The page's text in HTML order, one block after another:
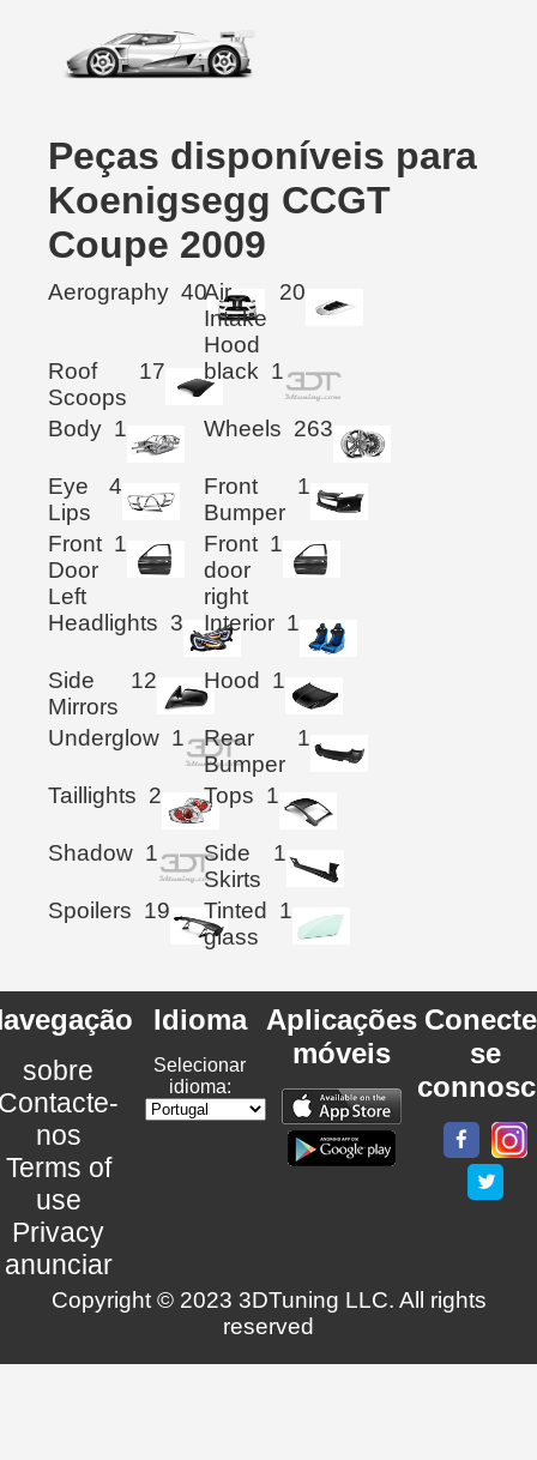
Peças disponíveis para
Koenigsegg CCGT
Coupe 2009
Aerography 40Air
Intake
Hood
20
Roof
Scoops
17 black 1
Body 1 Wheels 263
Eye
Lips
4
Front
Bumper
1
Front
Door
Left
1
Front
door
right
1
Headlights 3 Interior 1
Side
Mirrors
12 Hood 1
Underglow 1
Rear
Bumper
1
Taillights 2 Tops 1
Shadow 1
Side
Skirts
1
Spoilers 19
Tinted
glass
1
sobre
nos
Terms of
use
Privacy
anunciar
Idioma
Selecionar
idioma:
Aplicações
móveis
se
Copyright © 2023 3DTuning LLC. All rights
reserved